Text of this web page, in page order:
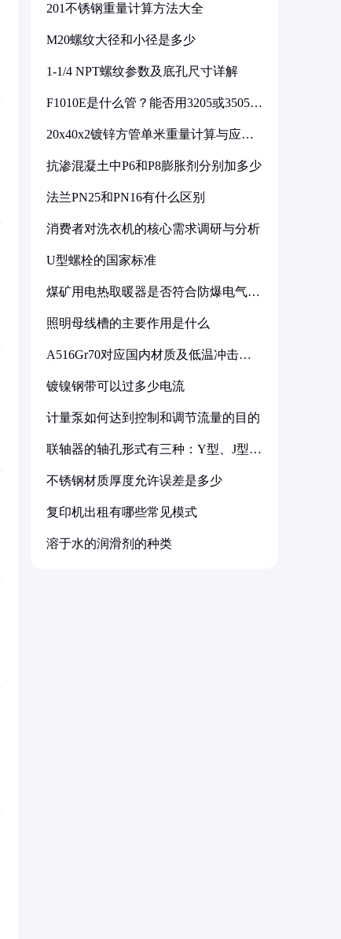
201不锈钢重量计算方法大全
M20螺纹大径和小径是多少
1-1/4 NPT螺纹参数及底孔尺寸详解
F1010E是什么管？能否用3205或3505代
20x40x2镀锌方管单米重量计算与应用
抗渗混凝土中P6和P8膨胀剂分别加多少
法兰PN25和PN16有什么区别
消费者对洗衣机的核心需求调研与分析
U型螺栓的国家标准
煤矿用电热取暖器是否符合防爆电气设
照明母线槽的主要作用是什么
A516Gr70对应国内材质及低温冲击要
镀镍钢带可以过多少电流
计量泵如何达到控制和调节流量的目的
联轴器的轴孔形式有三种：Y型、J型、
不锈钢材质厚度允许误差是多少
复印机出租有哪些常见模式
溶于水的润滑剂的种类